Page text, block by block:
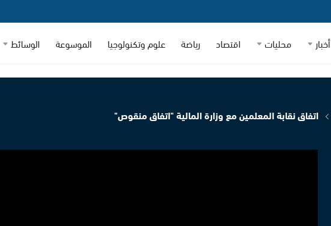
أخبار محليات اقتصاد رياضة علوم وتكنولوجيا الموسوعة الوسائط
اتفاق نقابة المعلمين مع وزارة المالية "اتفاق منقوص"